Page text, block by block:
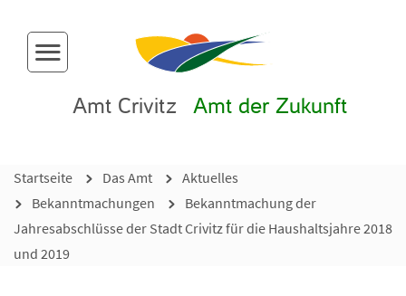
Menü-Button
Amt Crivitz Amt der Zukunft
Startseite Das Amt
Aktuelles
Bekanntmachungen
Bekanntmachung der
Jahresabschlüsse der Stadt Crivitz für die Haushaltsjahre 2018
und 2019